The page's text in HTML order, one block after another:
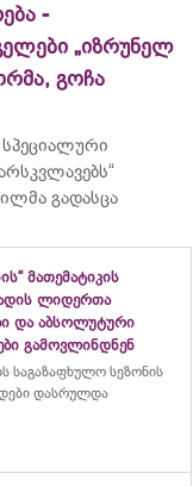
-
„იზრუნელ
გოჩა
სპეციალური
გადასცა
მათემატიკის
ლიდერთა
და აბსოლუტური
გამოვლინდნენ
საგაზაფხულო სეზონის
დასრულდა